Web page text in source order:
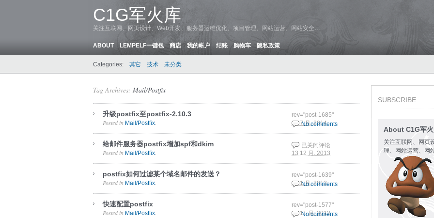
C1G军火库
关注互联网、网页设计、Web开发、服务器运维优化、项目管理、网站运营、网站安全…
ABOUT LEMPELF一键包 商店 我的帐户 结账 购物车 隐私政策
Categories: 其它 技术 未分类
Tag Archives: Mail/Postfix
升级postfix至postfix-2.10.3
16 7 月, 2014
Posted in Mail/Postfix
rev="post-1685"
No comments
给邮件服务器postfix增加spf和dkim
13 12 月, 2013
Posted in Mail/Postfix
给邮件服务器postfix增
加spf和dkim
已关闭评论
postfix如何过滤某个域名邮件的发送？
5 11 月, 2013
Posted in Mail/Postfix
rev="post-1639"
No comments
快速配置postfix
26 11 月, 2012
Posted in Mail/Postfix
rev="post-1577"
No comments
SUBSCRIBE
About C1G军
关注互联网、网页
理、网站运营、网